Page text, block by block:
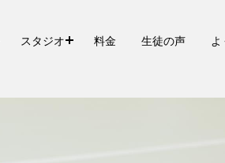
スタジオ 料金 生徒の声 よ